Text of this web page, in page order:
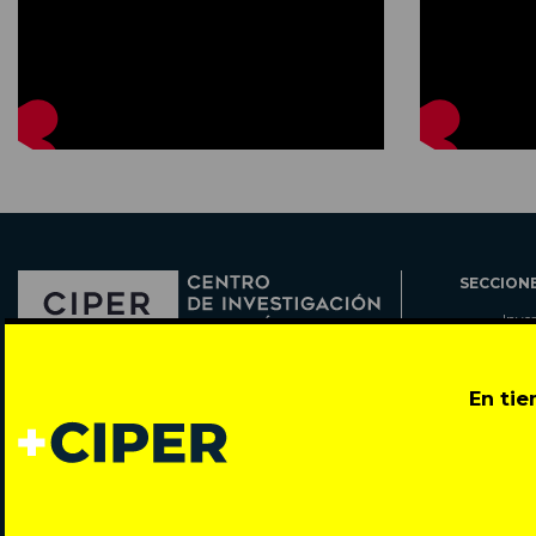
En
Todos los derechos reservados © 2007-2026